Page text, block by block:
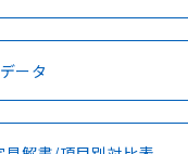
Hg Cd
No No
この製品の規格認
認証はこちらのページ
ータ